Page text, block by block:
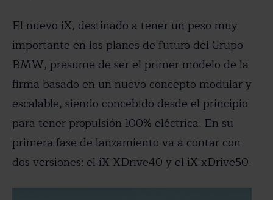
El nuevo iX, destinado a tener un peso muy
importante en los planes de futuro del Grupo
BMW, presume de ser el primer modelo de la
firma basado en un nuevo concepto modular y
escalable, siendo concebido desde el principio
para tener propulsión 100% eléctrica. En su
primera fase de lanzamiento va a contar con
dos versiones: el iX XDrive40 y el iX xDrive50.